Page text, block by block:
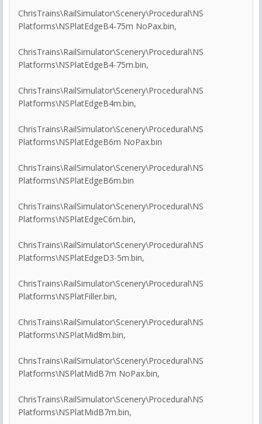
ChrisTrains\RailSimulator\Scenery\Procedural\NS
Platforms\NSPlatEdgeB4-75m NoPax.bin,
ChrisTrains\RailSimulator\Scenery\Procedural\NS
Platforms\NSPlatEdgeB4-75m.bin,
ChrisTrains\RailSimulator\Scenery\Procedural\NS
Platforms\NSPlatEdgeB4m.bin,
ChrisTrains\RailSimulator\Scenery\Procedural\NS
Platforms\NSPlatEdgeB6m NoPax.bin
ChrisTrains\RailSimulator\Scenery\Procedural\NS
Platforms\NSPlatEdgeB6m.bin
ChrisTrains\RailSimulator\Scenery\Procedural\NS
Platforms\NSPlatEdgeC6m.bin,
ChrisTrains\RailSimulator\Scenery\Procedural\NS
Platforms\NSPlatEdgeD3-5m.bin,
ChrisTrains\RailSimulator\Scenery\Procedural\NS
Platforms\NSPlatFiller.bin,
ChrisTrains\RailSimulator\Scenery\Procedural\NS
Platforms\NSPlatMid8m.bin,
ChrisTrains\RailSimulator\Scenery\Procedural\NS
Platforms\NSPlatMidB7m NoPax.bin,
ChrisTrains\RailSimulator\Scenery\Procedural\NS
Platforms\NSPlatMidB7m.bin,